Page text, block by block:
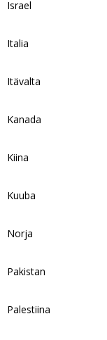
Israel
Italia
Itävalta
Kanada
Kiina
Kuuba
Norja
Pakistan
Palestiina